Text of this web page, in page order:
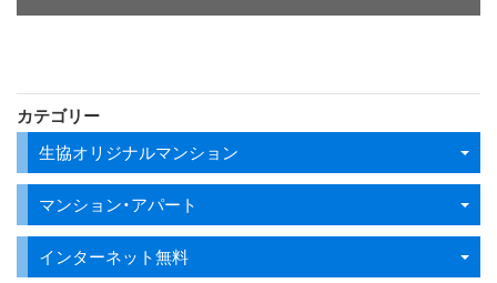
カテゴリー
生協オリジナルマンション
マンション・アパート
インターネット無料